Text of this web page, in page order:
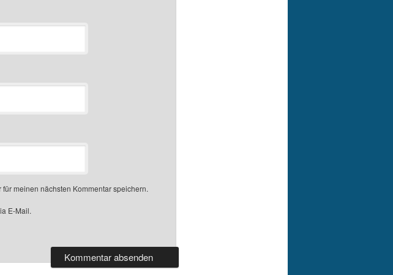
meinen nächsten Kommentar speichern.
E-Mail.